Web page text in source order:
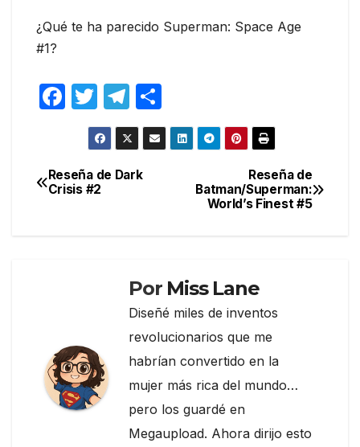
¿Qué te ha parecido Superman: Space Age
#1?
F
e
b
T
w
itt
er
T
el
e
gr
o
m
Navegación
Reseña de
Batman/Superman:
World’s Finest #5
Reseña de Dark
Crisis #2
Por Miss Lane
Diseñé miles de inventos
revolucionarios que me
habrían convertido en la
mujer más rica del mundo…
pero los guardé en
Megaupload. Ahora dirijo esto